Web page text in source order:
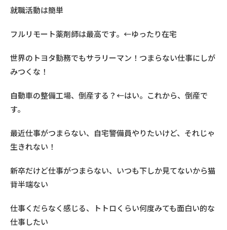
就職活動は簡単
フルリモート薬剤師は最高です。←ゆったり在宅
世界のトヨタ勤務でもサラリーマン！つまらない仕事にしが
みつくな！
自動車の整備工場、倒産する？←はい。これから、倒産で
す。
最近仕事がつまらない、自宅警備員やりたいけど、それじゃ
生きれない！
新卒だけど仕事がつまらない、いつも下しか見てないから猫
背半端ない
仕事くだらなく感じる、トトロくらい何度みても面白い的な
仕事したい